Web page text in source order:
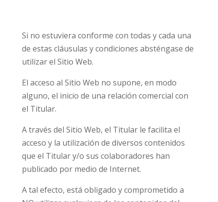
Si no estuviera conforme con todas y cada una
de estas cláusulas y condiciones absténgase de
utilizar el Sitio Web.
El acceso al Sitio Web no supone, en modo
alguno, el inicio de una relación comercial con
el Titular.
A través del Sitio Web, el Titular le facilita el
acceso y la utilización de diversos contenidos
que el Titular y/o sus colaboradores han
publicado por medio de Internet.
A tal efecto, está obligado y comprometido a